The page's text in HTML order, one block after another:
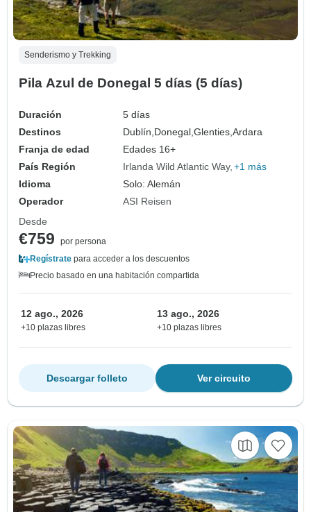
Senderismo y Trekking
Pila Azul de Donegal 5 días (5 días)
Duración
5 días
Destinos
Dublín, Donegal,Glenties,Ardara
Franja de edad
Edades 16+
País Región
Irlanda Wild Atlantic Way +1 más
Idioma
Solo: Alemán
Operador
ASI Reisen
Desde
€759
por persona
Regístrate para acceder a los descuentos
Precio basado en una habitación compartida
12 ago., 2026
+10 plazas libres
13 ago., 2026
+10 plazas libres
Ver circuito
Descargar folleto